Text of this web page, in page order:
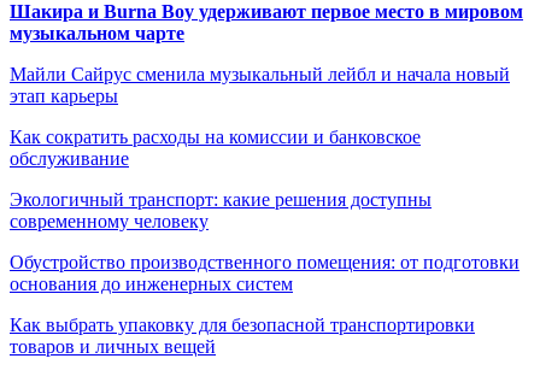
Шакира и Burna Boy удерживают первое место в мировом
музыкальном чарте
Майли Сайрус сменила музыкальный лейбл и начала новый
этап карьеры
Как сократить расходы на комиссии и банковское
обслуживание
Экологичный транспорт: какие решения доступны
современному человеку
Обустройство производственного помещения: от подготовки
основания до инженерных систем
Как выбрать упаковку для безопасной транспортировки
товаров и личных вещей